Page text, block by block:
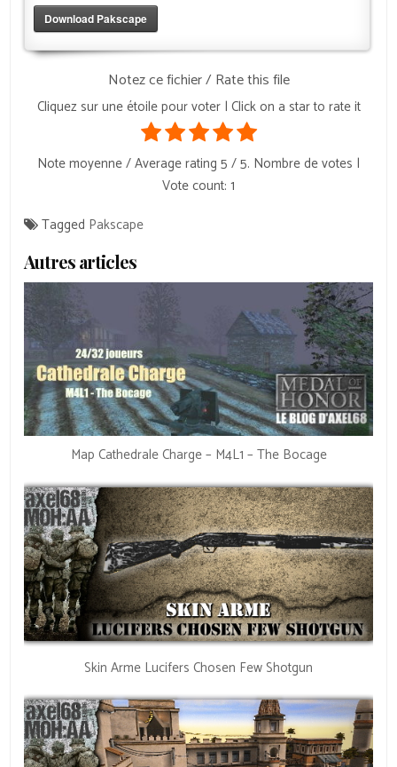
Download Pakscape
Notez ce fichier / Rate this file
Cliquez sur une étoile pour voter | Click on a star to rate it
Note moyenne / Average rating 5 / 5. Nombre de votes |
Vote count: 1
Tagged Pakscape
Autres articles
Map Cathedrale Charge – M4L1 – The Bocage
Skin Arme Lucifers Chosen Few Shotgun